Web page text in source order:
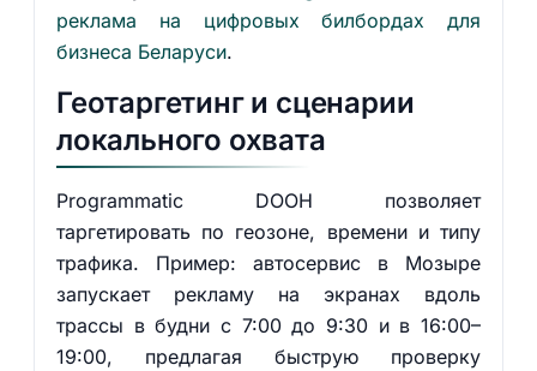
реклама на цифровых билбордах для
бизнеса Беларуси.
Геотаргетинг и сценарии
локального охвата
Programmatic DOOH позволяет
таргетировать по геозоне, времени и типу
трафика. Пример: автосервис в Мозыре
запускает рекламу на экранах вдоль
трассы в будни с 7:00 до 9:30 и в 16:00–
19:00, предлагая быструю проверку